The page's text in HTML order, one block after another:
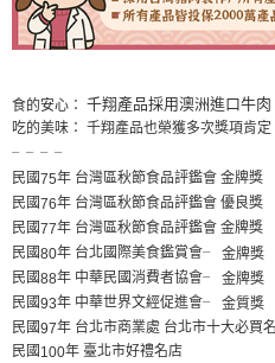
食的安心： 千翔產品採用澳洲進口牛肉
吃的美味： 千翔產品也榮獲多次獎項肯
╴╴╴╴
民國75年 台灣區秋節食品評鑑會 金牌獎
民國76年 台灣區秋節食品評鑑會 優良獎
民國77年 台灣區秋節食品評鑑會 金牌獎
民國80年 台北國際美食鑑賞會╴
金牌獎
民國88年 中華民國消費者協會╴
金牌獎
民國93年 中華世界文經促進會╴
金質獎
民國97年 台北市商業處 台北市十大必買
民國 100年 臺北市好禮名店